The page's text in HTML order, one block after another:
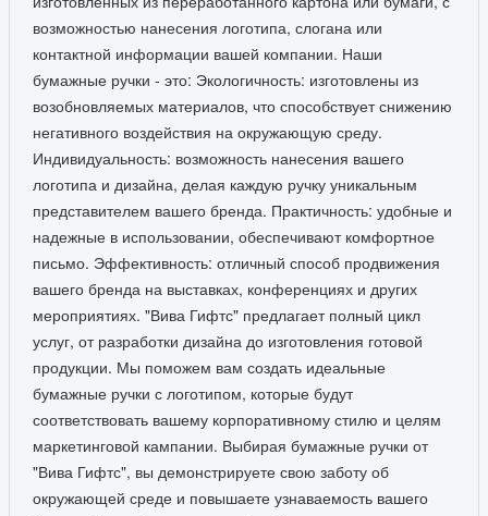
возможностью нанесения логотипа, слогана или
контактной информации вашей компании. Наши
бумажные ручки - это: Экологичность: изготовлены из
возобновляемых материалов, что способствует снижению
негативного воздействия на окружающую среду.
Индивидуальность: возможность нанесения вашего
логотипа и дизайна, делая каждую ручку уникальным
представителем вашего бренда. Практичность: удобные и
надежные в использовании, обеспечивают комфортное
письмо. Эффективность: отличный способ продвижения
вашего бренда на выставках, конференциях и других
мероприятиях. "Вива Гифтс" предлагает полный цикл
услуг, от разработки дизайна до изготовления готовой
продукции. Мы поможем вам создать идеальные
бумажные ручки с логотипом, которые будут
соответствовать вашему корпоративному стилю и целям
маркетинговой кампании. Выбирая бумажные ручки от
"Вива Гифтс", вы демонстрируете свою заботу об
окружающей среде и повышаете узнаваемость вашего